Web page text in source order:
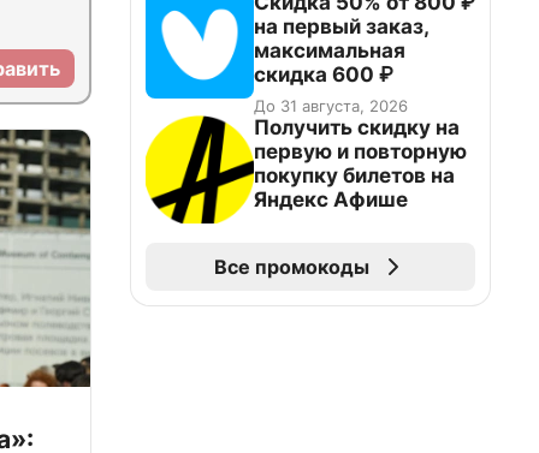
на первый заказ,
максимальная
скидка 600 ₽
До 31 августа, 2026
Получить скидку на
первую и повторную
покупку билетов на
Яндекс Афише
Все промокоды